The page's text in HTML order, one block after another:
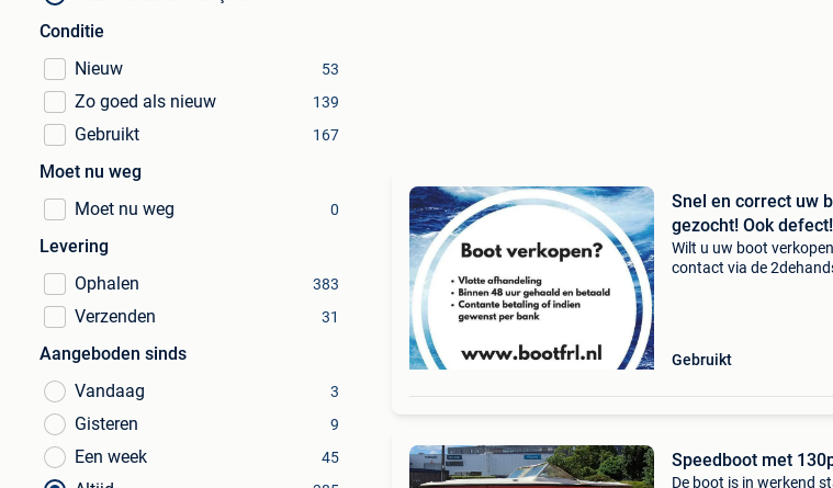
Conditie
Nieuw
53
Zo goed als nieuw 139
Gebruikt 167
Moet nu weg
Moet nu weg
0
Levering
Ophalen
383
Verzenden 31
Aangeboden sinds
Vandaag
3
Gisteren 9
Een week 45
Snel en correct uw
gezocht! Ook defect!
Wilt u uw boot
contact via de
Gebruikt
Speedboot met
De boot is in werkend